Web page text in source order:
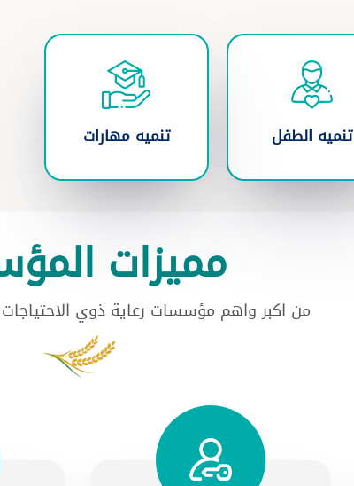
تنميه الطفل تنميه مهارات
مميزات
من اكبر واهم مؤسسات رعاية ذوي